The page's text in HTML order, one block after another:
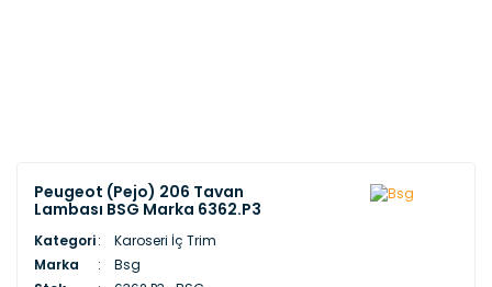
Peugeot (Pejo) 206 Tavan
Lambası BSG Marka 6362.P3
Kategori
Karoseri İç Trim
Marka
Bsg